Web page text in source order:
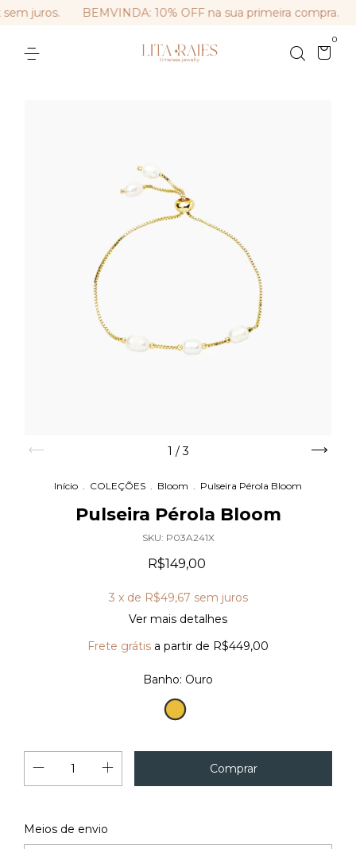
juros. BEMVINDA: 10% OFF na sua primeira compra.
0
1 /3
Início COLEÇÕES Bloom Pulseira Pérola Bloom
Pulseira Pérola Bloom
SKU: P03A241X
R$149,00
3 x de R$49,67 sem juros
Ver mais detalhes
Frete grátis a partir de R$449,00
Banho: Ouro
Ouro
Entregas para o CEP:
Meios de envio